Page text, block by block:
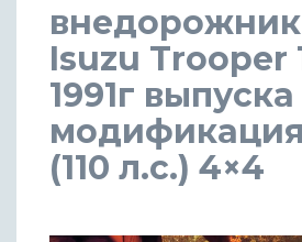
внедорожник
Isuzu Trooper
1991г выпуска
модификация
(110 л.с.) 4×4